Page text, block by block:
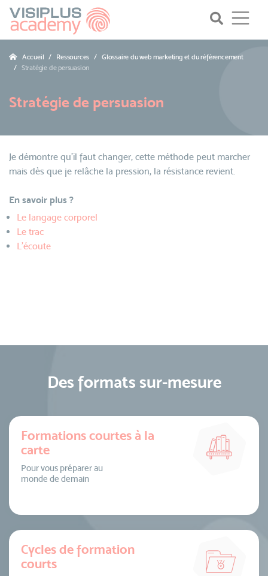
Accueil Ressources
Glossaire du web marketing et du référencement
Stratégie de persuasion
Stratégie de persuasion
Je démontre qu’il faut changer, cette méthode peut marcher
mais dès que je relâche la pression, la résistance revient.
En savoir plus ?
Le langage corporel
Le trac
L'écoute
Des formats sur-mesure
Formations courtes à la
carte
Pour vous préparer au
monde de demain
Cycles de formation
courts